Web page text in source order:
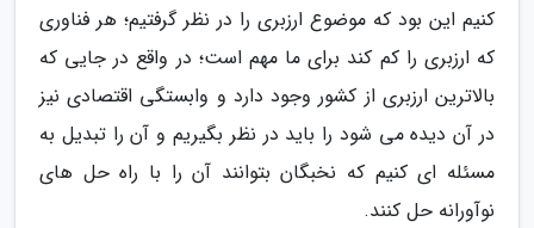
کنیم این بود که موضوع ارزبری را در نظر گرفتیم؛ هر فناوری
که ارزبری را کم کند برای ما مهم است؛ در واقع در جایی که
بالاترین ارزبری از کشور وجود دارد و وابستگی اقتصادی نیز
در آن دیده می شود را باید در نظر بگیریم و آن را تبدیل به
مسئله ای کنیم که نخبگان بتوانند آن را با راه حل های
نوآورانه حل کنند.